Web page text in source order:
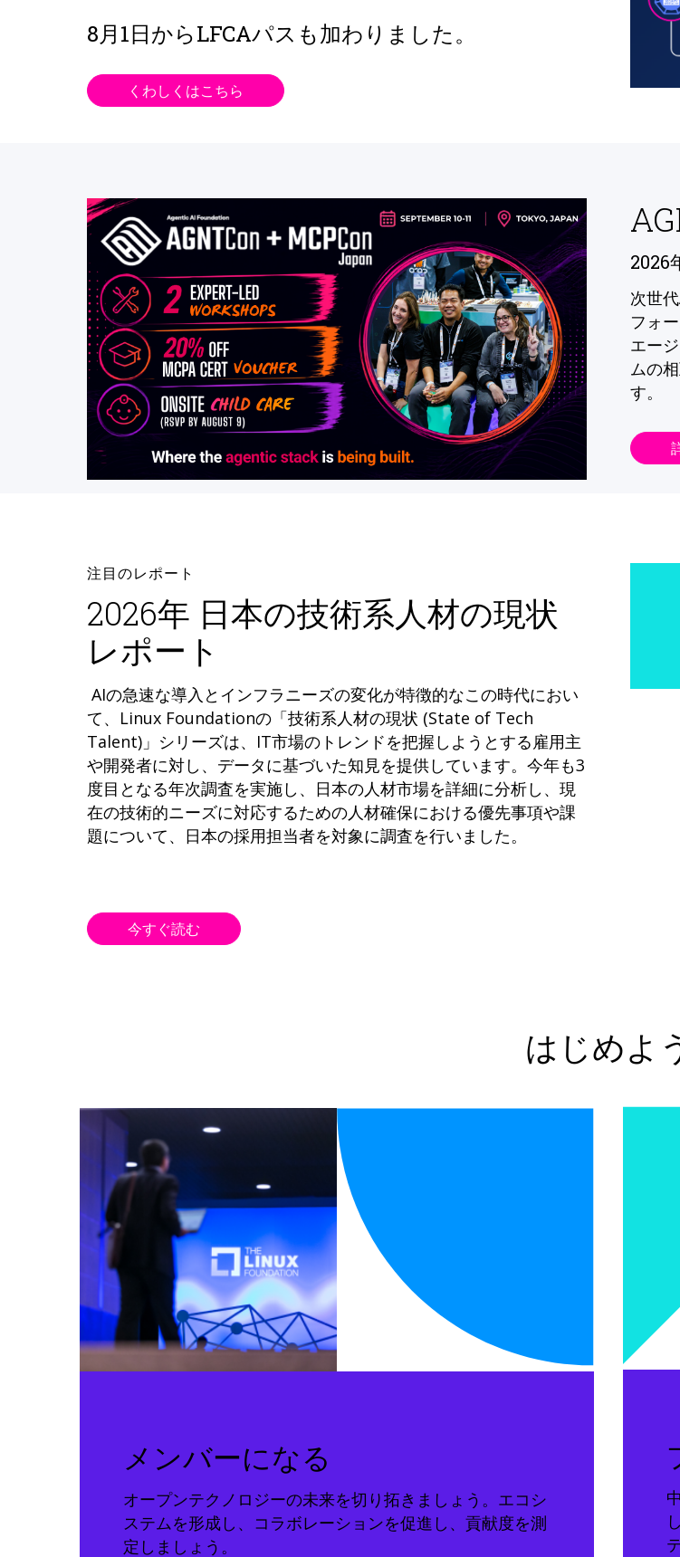
8月1日からLFCAパスも加わりました。
くわしくはこちら
2026
次世
フォ
エー
ムの
す。
注目のレポート
2026年 日本の技術系人材の現状
レポート
AIの急速な導入とインフラニーズの変化が特徴的なこの時代におい
て、Linux Foundationの「技術系人材の現状 (State of Tech
Talent)」シリーズは、IT市場のトレンドを把握しようとする雇用主
や開発者に対し、データに基づいた知見を提供しています。今年も3
度目となる年次調査を実施し、日本の人材市場を詳細に分析し、現
在の技術的ニーズに対応するための人材確保における優先事項や課
題について、日本の採用担当者を対象に調査を行いました。
今すぐ読む
はじめよ
メンバーになる
オープンテクノロジーの未来を切り拓きましょう。エコシ
ステムを形成し、コラボレーションを促進し、貢献度を測
定しましょう。